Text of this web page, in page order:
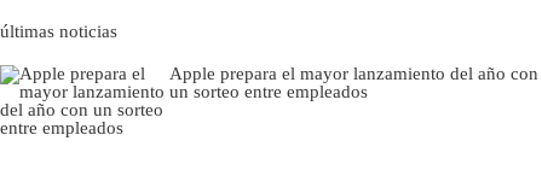
últimas noticias
Apple prepara el mayor lanzamiento del año con
un sorteo entre empleados